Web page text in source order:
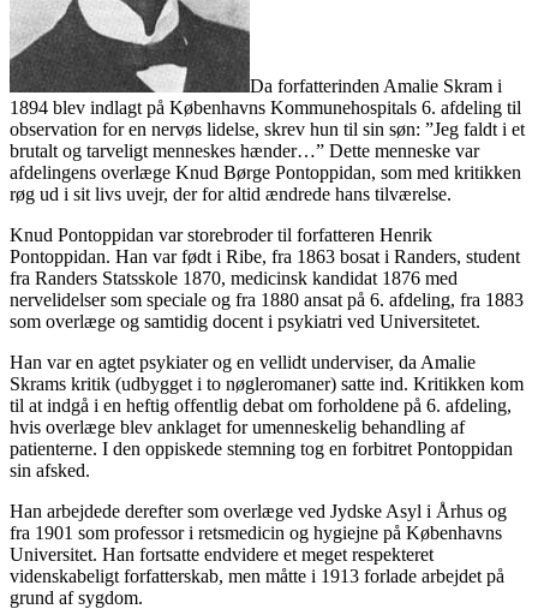
Da forfatterinden Amalie Skram i
1894 blev indlagt på Københavns Kommunehospitals 6. afdeling til
observation for en nervøs lidelse, skrev hun til sin søn: ”Jeg faldt i et
brutalt og tarveligt menneskes hænder…” Dette menneske var
afdelingens overlæge Knud Børge Pontoppidan, som med kritikken
røg ud i sit livs uvejr, der for altid ændrede hans tilværelse.
Knud Pontoppidan var storebroder til forfatteren Henrik
Pontoppidan. Han var født i Ribe, fra 1863 bosat i Randers, student
fra Randers Statsskole 1870, medicinsk kandidat 1876 med
nervelidelser som speciale og fra 1880 ansat på 6. afdeling, fra 1883
som overlæge og samtidig docent i psykiatri ved Universitetet.
Han var en agtet psykiater og en vellidt underviser, da Amalie
Skrams kritik (udbygget i to nøgleromaner) satte ind. Kritikken kom
til at indgå i en heftig offentlig debat om forholdene på 6. afdeling,
hvis overlæge blev anklaget for umenneskelig behandling af
patienterne. I den oppiskede stemning tog en forbitret Pontoppidan
sin afsked.
Han arbejdede derefter som overlæge ved Jydske Asyl i Århus og
fra 1901 som professor i retsmedicin og hygiejne på Københavns
Universitet. Han fortsatte endvidere et meget respekteret
videnskabeligt forfatterskab, men måtte i 1913 forlade arbejdet på
grund af sygdom.